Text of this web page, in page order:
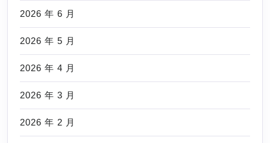
2026 年 6 月
2026 年 5 月
2026 年 4 月
2026 年 3 月
2026 年 2 月